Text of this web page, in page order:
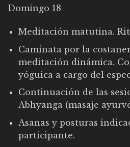
Domingo 18
Meditación matutina.
Caminata por la
meditación dinámica.
yóguica a cargo del
Continuación de las
Abhyanga (masaje
Asanas y posturas
participante.